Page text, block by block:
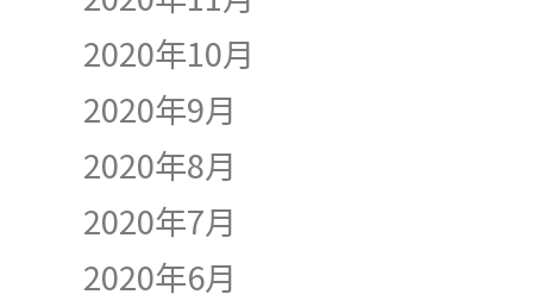
2020年10月
2020年9月
2020年8月
2020年7月
2020年6月